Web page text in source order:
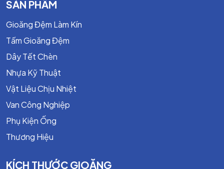
SẢN PHẨM
Gioăng Đệm Làm Kín
Tấm Gioăng Đệm
Dây Tết Chèn
Nhựa Kỹ Thuật
Vật Liệu Chịu Nhiệt
Van Công Nghiệp
Phụ Kiện Ống
Thương Hiệu
KÍCH THƯỚC GIOĂNG